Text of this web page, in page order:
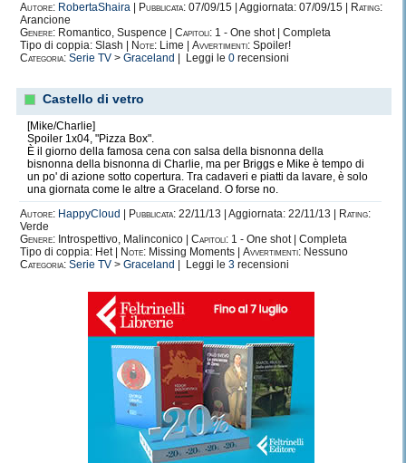
Autore: RobertaShaira Pubblicata: 07/09/15 | Aggiornata: 07/09/15 |
Rating:
Arancione
Genere: Romantico, Suspence | Capitoli: 1 - One shot | Completa
Tipo di coppia: Slash |
Note: Lime | Avvertimenti: Spoiler!
Categoria: Serie TV > Graceland | Leggi le 0 recensioni
Castello di vetro
[Mike/Charlie]
Spoiler 1x04, "Pizza Box".
È il giorno della famosa cena con salsa della bisnonna della
bisnonna della bisnonna di Charlie, ma per Briggs e Mike è tempo di
un po' di azione sotto copertura. Tra cadaveri e piatti da lavare, è solo
una giornata come le altre a Graceland. O forse no.
Autore: HappyCloud Pubblicata: 22/11/13 | Aggiornata: 22/11/13 |
Rating:
Verde
Genere: Introspettivo, Malinconico | Capitoli: 1 - One shot | Completa
Tipo di coppia: Het |
Note: Missing Moments | Avvertimenti: Nessuno
Categoria: Serie TV > Graceland | Leggi le 3 recensioni